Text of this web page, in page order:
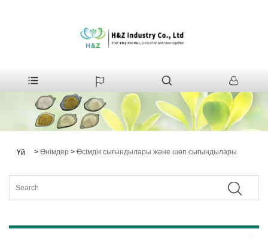
Үй > Өнімдер > Өсімдік сығындылары және шөп сығындылары